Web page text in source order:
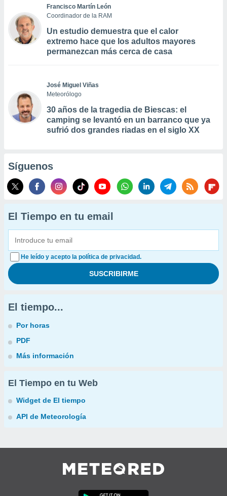
Francisco Martín León
Coordinador de la RAM
Un estudio demuestra que el calor
extremo hace que los adultos mayores
permanezcan más cerca de casa
José Miguel Viñas
Meteorólogo
30 años de la tragedia de Biescas: el
camping se levantó en un barranco que ya
sufrió dos grandes riadas en el siglo XX
Síguenos
El Tiempo en tu email
He leído y acepto la política de privacidad.
El tiempo...
Por horas
PDF
Más información
El Tiempo en tu Web
Widget de El tiempo
API de Meteorología